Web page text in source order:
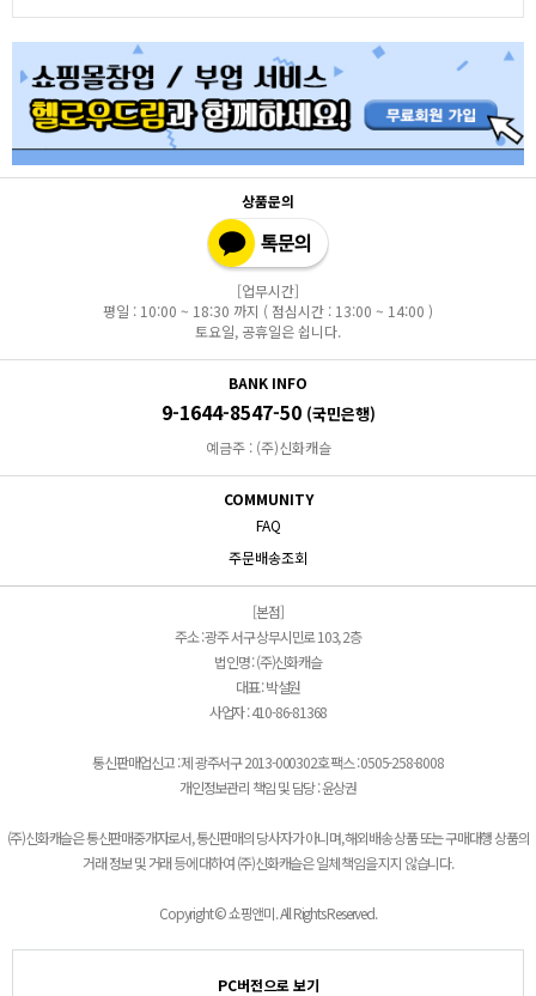
상품문의
[업무시간]
평일 : 10:00 ~ 18:30 까지 ( 점심시간 : 13:00 ~ 14:00 )
토요일, 공휴일은 쉽니다.
BANK INFO
9-1644-8547-50 (국민은행)
예금주 : (주)신화캐슬
COMMUNITY
FAQ
주문배송조회
[본점]
주소 : 광주 서구 상무시민로 103, 2층
법인명 : (주)신화캐슬
대표 : 박설원
사업자 : 410-86-81368
통신판매업신고 : 제 광주서구 2013-000302호 팩스 : 0505-258-8008
개인정보관리 책임 및 담당 : 윤상권
(주)신화캐슬은 통신판매중개자로서, 통신판매의 당사자가 아니며, 해외배송 상품 또는 구매대행 상품의
거래 정보 및 거래 등에 대하여 (주)신화캐슬은 일체 책임을 지지 않습니다.
Copyright © 쇼핑앤미. All Rights Reserved.
PC버전으로 보기